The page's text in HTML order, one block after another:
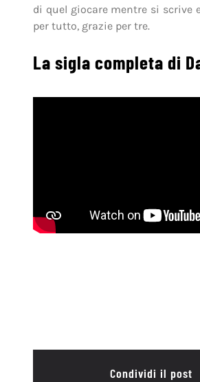
di quel giocare mentre si scrive
per tutto, grazie per tre.
La sigla completa di
Condividi il post